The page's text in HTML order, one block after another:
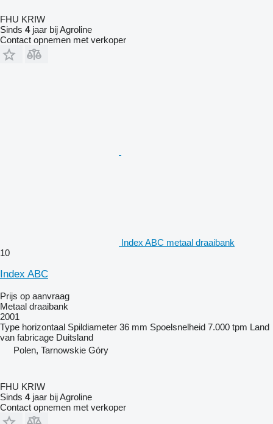
FHU KRIW
Sinds 4jaar bij Agroline
Contact opnemen met verkoper
Index ABC metaal draaibank
10
Index ABC
Prijs op aanvraag
Metaal draaibank
2001
Type horizontaal Spildiameter 36 mm Spoelsnelheid 7.000 tpm Land
van fabricage Duitsland
Polen, Tarnowskie Góry
FHU KRIW
Sinds 4jaar bij Agroline
Contact opnemen met verkoper